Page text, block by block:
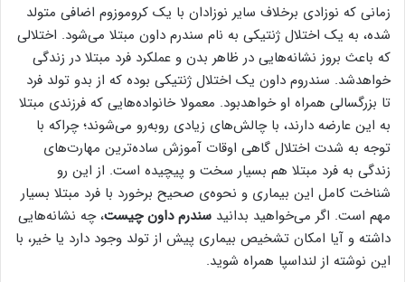
زمانی که نوزادی برخلاف سایر نوزادان با یک کروموزوم اضافی متولد
شده، به یک اختلال ژنتیکی به نام سندرم داون مبتلا می‌شود. اختلالی
که باعث بروز نشانه‌هایی در ظاهر بدن و عملکرد فرد مبتلا در زندگی
خواهدشد. سندروم داون یک اختلال ژنتیکی بوده که از بدو تولد فرد
تا بزرگسالی همراه او خواهدبود. معمولا خانواده‌هایی که فرزندی مبتلا
به این عارضه دارند، با چالش‌های زیادی روبه‌رو می‌شوند؛ چراکه با
توجه به شدت اختلال گاهی اوقات آموزش ساده‌ترین مهارت‌های
زندگی به فرد مبتلا هم بسیار سخت و پیچیده است. از این رو
شناخت کامل این بیماری و نحوه‌ی صحیح برخورد با فرد مبتلا بسیار
مهم است. اگر می‌خواهید بدانید سندرم داون چیست، چه نشانه‌هایی
داشته و آیا امکان تشخیص بیماری پیش از تولد وجود دارد یا خیر، با
این نوشته از لنداسپا همراه شوید.